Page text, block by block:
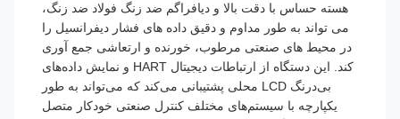
هسته حساس با دقت بالا و دیافراگم ضد زنگ فولاد ضد زنگ،
می تواند به طور مداوم و دقیق داده های فشار دیفرانسیل را
در محیط های صنعتی مرطوب، خورنده و ارتعاشی جمع آوری
کند. این دستگاه از ارتباطات دیجیتال HART و نمایش داده‌های
بی‌درنگ LCD محلی پشتیبانی می‌کند که می‌تواند به طور
یکپارچه با سیستم‌های مختلف کنترل صنعتی خودکار متصل